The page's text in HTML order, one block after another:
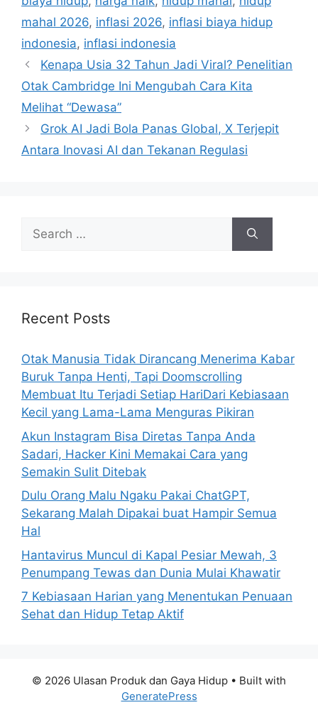
r
i
s
s
mahal 2026, inflasi 2026, inflasi biaya hidup
indonesia, inflasi indonesia
Kenapa Usia 32 Tahun Jadi Viral? Penelitian
Otak Cambridge Ini Mengubah Cara Kita
Melihat “Dewasa”
Grok AI Jadi Bola Panas Global, X Terjepit
Antara Inovasi AI dan Tekanan Regulasi
h
r
:
Recent Posts
Otak Manusia Tidak Dirancang Menerima Kabar
Buruk Tanpa Henti, Tapi Doomscrolling
Membuat Itu Terjadi Setiap HariDari Kebiasaan
Kecil yang Lama-Lama Menguras Pikiran
Akun Instagram Bisa Diretas Tanpa Anda
Sadari, Hacker Kini Memakai Cara yang
Semakin Sulit Ditebak
Dulu Orang Malu Ngaku Pakai ChatGPT,
Sekarang Malah Dipakai buat Hampir Semua
Hal
Hantavirus Muncul di Kapal Pesiar Mewah, 3
Penumpang Tewas dan Dunia Mulai Khawatir
7 Kebiasaan Harian yang Menentukan Penuaan
Sehat dan Hidup Tetap Aktif
© 2026 Ulasan Produk dan Gaya Hidup • Built with
GeneratePress